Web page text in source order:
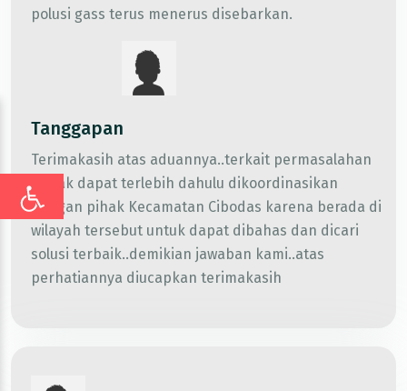
polusi gass terus menerus disebarkan.
Tanggapan
Terimakasih atas aduannya..terkait permasalahan
Bapak dapat terlebih dahulu dikoordinasikan
dengan pihak Kecamatan Cibodas karena berada di
wilayah tersebut untuk dapat dibahas dan dicari
solusi terbaik..demikian jawaban kami..atas
perhatiannya diucapkan terimakasih